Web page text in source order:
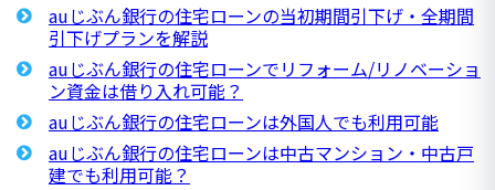
auじぶん銀行の住宅ローンの当初期間引下げ・全期間
引下げプランを解説
auじぶん銀行の住宅ローンでリフォーム/リノベーショ
ン資金は借り入れ可能？
auじぶん銀行の住宅ローンは外国人でも利用可能
auじぶん銀行の住宅ローンは中古マンション・中古戸
建でも利用可能？